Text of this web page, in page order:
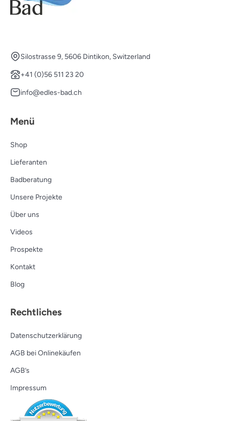
Silostrasse 9, 5606 Dintikon, Switzerland
+41 (0)56 511 23 20
info@edles-bad.ch
Menü
Shop
Lieferanten
Badberatung
Unsere Projekte
Über uns
Videos
Prospekte
Kontakt
Blog
Rechtliches
Datenschutzerklärung
AGB bei Onlinekäufen
AGB’s
Impressum